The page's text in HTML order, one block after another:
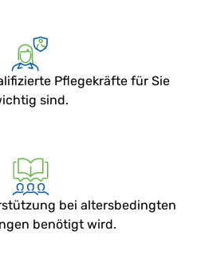
Pflegekräfte für Sie
sind.
bei altersbedingten
benötigt wird.